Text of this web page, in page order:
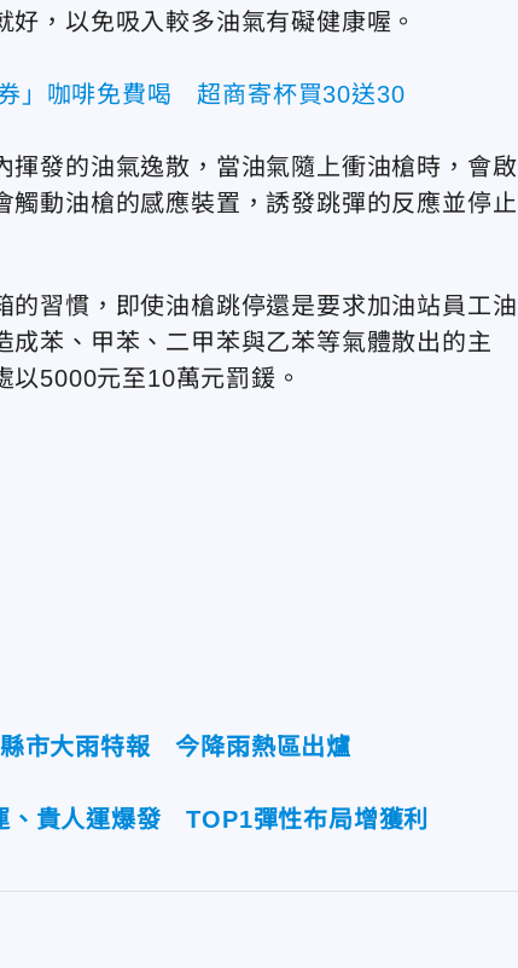
，以免吸入較多油氣有礙健康喔。
」咖啡免費喝 超商寄杯買30送30
發的油氣逸散，當油氣隨上衝油槍時，會啟
動油槍的感應裝置，誘發跳彈的反應並停止
習慣，即使油槍跳停還是要求加油站員工油
苯、甲苯、二甲苯與乙苯等氣體散出的主
以5000元至10萬元罰鍰。
市大雨特報 今降雨熱區出爐
、貴人運爆發 TOP1彈性布局增獲利